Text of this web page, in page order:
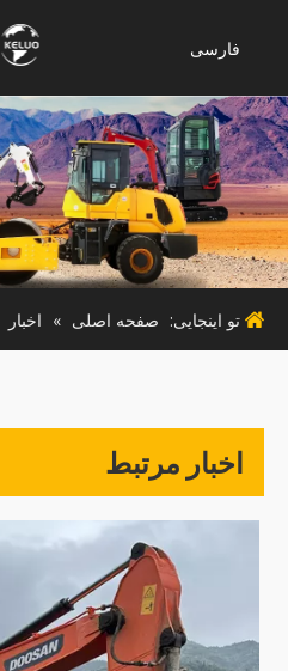
فارسی
indonesia
Türk dili
ไทย
Italiano
Deutsch
Português
Español
English
تو اینجایی: صفحه اصلی » اخبار
اخبار مرتبط